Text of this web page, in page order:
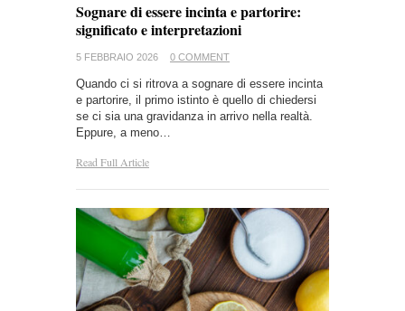
Sognare di essere incinta e partorire:
significato e interpretazioni
5 FEBBRAIO 2026 0 COMMENT
Quando ci si ritrova a sognare di essere incinta
e partorire, il primo istinto è quello di chiedersi
se ci sia una gravidanza in arrivo nella realtà.
Eppure, a meno…
Read Full Article